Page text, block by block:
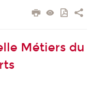
Métiers du